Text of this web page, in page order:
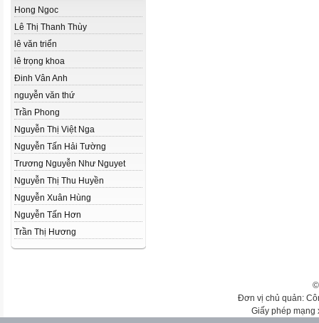
Hong Ngoc
Lê Thị Thanh Thùy
lê văn triển
lê trọng khoa
Đinh Vân Anh
nguyễn văn thứ
Trần Phong
Nguyễn Thị Việt Nga
Nguyễn Tấn Hải Tường
Trương Nguyễn Như Nguyet
Nguyễn Thị Thu Huyền
Nguyễn Xuân Hùng
Nguyễn Tấn Hơn
Trần Thị Hương
Đơn vị chủ quản:
Giấy phép mạng